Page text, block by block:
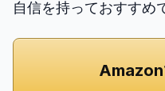
自信を持っておすすめ
Amazon